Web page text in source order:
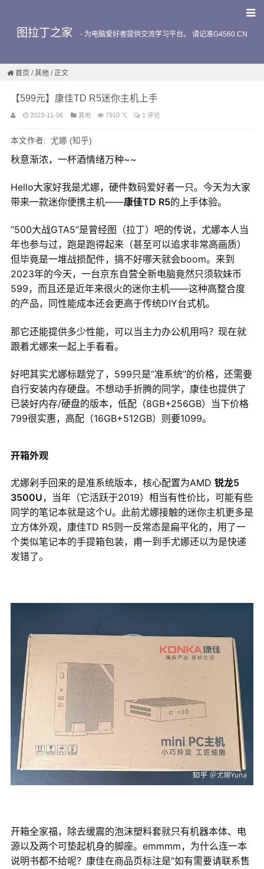
图拉丁之家 - 为电脑爱好者提供交流学习平台。 请记准G4560.CN
首页 /其他 / 正文
【599元】康佳TD R5迷你主机上手
2023-11-06 其他 7910 ℃ 1 评论
本文作者: 尤娜 (知乎)
秋意渐浓，一杯酒情绪万种~~
Hello大家好我是尤娜，硬件数码爱好者一只。今天为大家
带来一款迷你便携主机——康佳TD R5的上手体验。
“500大战GTA5”是曾经图（拉丁）吧的传说，尤娜本人当
年也参与过，跑是跑得起来（甚至可以追求非常高画质）
但毕竟是一堆战损配件，搞不好哪天就会boom。来到
2023年的今天，一台京东自营全新电脑竟然只须软妹币
599，而且还是近年来很火的迷你主机——这种高整合度
的产品，同性能成本还会更高于传统DIY台式机。
那它还能提供多少性能，可以当主力办公机用吗？现在就
跟着尤娜来一起上手看看。
好吧其实尤娜标题党了，599只是“准系统”的价格，还需要
自行安装内存硬盘。不想动手折腾的同学，康佳也提供了
已装好内存/硬盘的版本，低配（8GB+256GB）当下价格
799很实惠，高配（16GB+512GB）则要1099。
开箱外观
尤娜剁手回来的是准系统版本，核心配置为AMD 锐龙5
3500U，当年（它活跃于2019）相当有性价比，可能有些
同学的笔记本就是这个U。此前尤娜接触的迷你主机更多是
立方体外观，康佳TD R5则一反常态是扁平化的，用了一
个类似笔记本的手提箱包装，甫一到手尤娜还以为是快递
发错了。
开箱全家福，除去缓震的泡沫塑料套就只有机器本体、电
源以及两个可垫起机身的脚座。emmmm，为什么连一本
说明书都不给呢？康佳在商品页标注是“如有需要请联系售